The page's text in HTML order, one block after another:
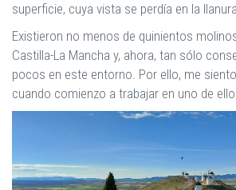
superficie, cuya vista se perdía en la
Existieron no menos de quinientos
Castilla-La Mancha y, ahora, tan sólo
pocos en este entorno. Por ello, me
cuando comienzo a trabajar en uno de